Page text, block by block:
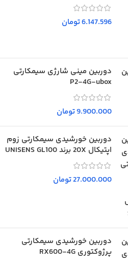
6.147.596تومان
دوربین مینی شارژی سیمکارتی
P2-4G-ubox
9.900.000تومان
دوربین خورشیدی سیمکارتی زوم
اپتیکال 20X برند UNISENS GL100
27.000.000تومان
دوربین خورشیدی سیمکارتی
پرژوکتوری RX600-4G